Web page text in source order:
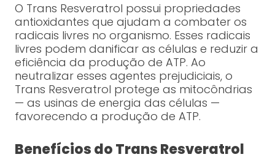
O Trans Resveratrol possui propriedades
antioxidantes que ajudam a combater os
radicais livres no organismo. Esses radicais
livres podem danificar as células e reduzir a
eficiência da produção de ATP. Ao
neutralizar esses agentes prejudiciais, o
Trans Resveratrol protege as mitocôndrias
— as usinas de energia das células —
favorecendo a produção de ATP.
Benefícios do Trans Resveratrol